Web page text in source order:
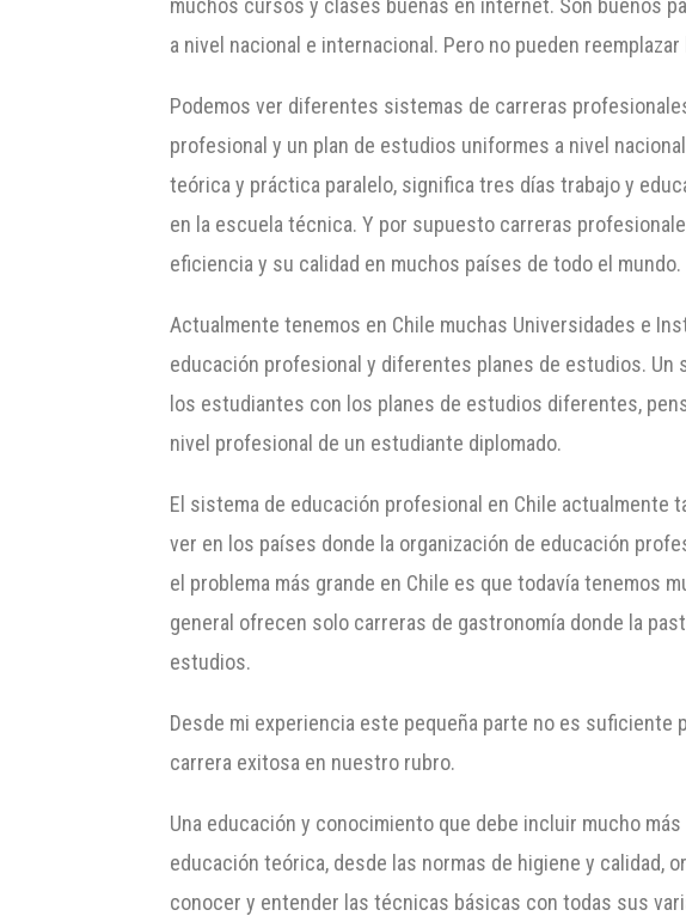
a nivel nacional e internacional. Pero no pueden
Podemos ver diferentes sistemas de carreras
profesional y un plan de estudios uniformes a nivel
teórica y práctica paralelo, significa tres días trabajo y
en la escuela técnica. Y por supuesto carreras
eficiencia y su calidad en muchos países de todo el mundo.
Actualmente tenemos en Chile muchas Universidades e
educación profesional y diferentes planes de estudios.
los estudiantes con los planes de estudios diferentes,
nivel profesional de un estudiante diplomado.
El sistema de educación profesional en Chile actualmente
ver en los países donde la organización de educación
el problema más grande en Chile es que todavía tenemos
general ofrecen solo carreras de gastronomía donde la
estudios.
Desde mi experiencia este pequeña parte no es
carrera exitosa en nuestro rubro.
Una educación y conocimiento que debe incluir mucho
educación teórica, desde las normas de higiene y
conocer y entender las técnicas básicas con todas sus